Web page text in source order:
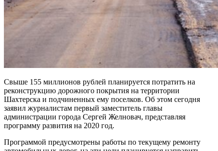
Свыше 155 миллионов рублей планируется потратить на
реконструкцию дорожного покрытия на территории
Шахтерска и подчиненных ему поселков. Об этом сегодня
заявил журналистам первый заместитель главы
администрации города Сергей Желновач, представляя
программу развития на 2020 год.
Программой предусмотрены работы по текущему ремонту